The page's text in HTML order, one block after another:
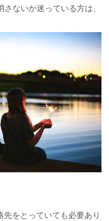
ないか迷っている方は、
をとっていても必要あり